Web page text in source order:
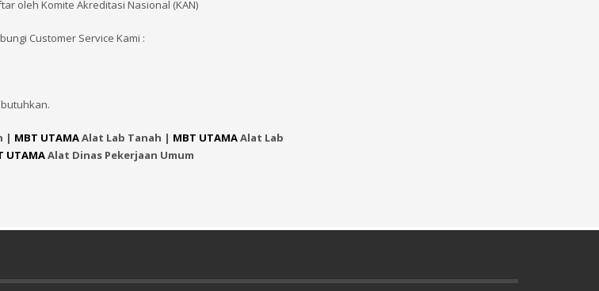
oleh Komite Akreditasi Nasional (KAN)
Customer Service Kami :
| MBT UTAMAAlat Lab Tanah | MBT UTAMAAlat Lab
UTAMAAlat Dinas Pekerjaan Umum